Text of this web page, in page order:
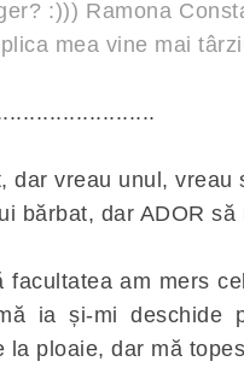
:))) Ramona
mea vine mai
dar vreau unul, vreau
bărbat, dar ADOR să
facultatea am mers
ia și-mi deschide
la ploaie, dar mă